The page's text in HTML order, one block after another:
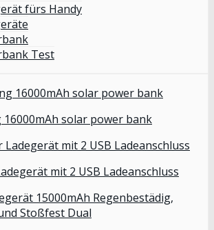
fürs Handy
Test
16000mAh solar power bank
mit 2 USB Ladeanschluss